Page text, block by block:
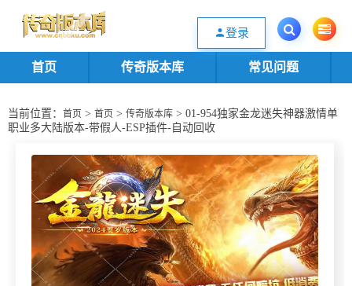
欢迎您光临传奇版本库资源下载站，一个优质的传奇版本源码基地。欢迎选购
登录
首页 传奇版本库 常见问题
当前位置： 首页 > 首页 > 传奇版本库 > 01-954独家金龙迷失神器激情单
职业多大陆版本-带假人-ESP插件-自动回收